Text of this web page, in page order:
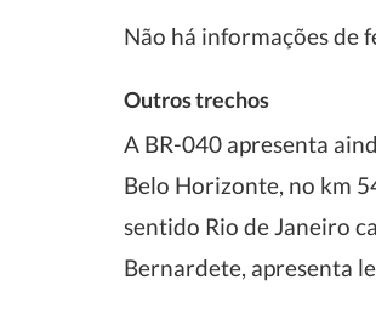
Não há informações de
Outros trechos
A BR-040 apresenta
Belo Horizonte, no km
sentido Rio de Janeiro
Bernardete, apresenta